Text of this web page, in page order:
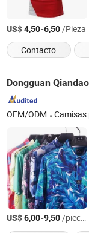
US$4,50-6,50/Pieza
Contacto
Dongguan
OEM/ODM Camisas polo,
US$6,00-9,50/pieces